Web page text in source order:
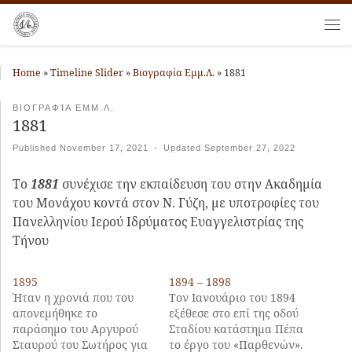
Skip to content
Home »Timeline Slider »Βιογραφία Εμμ.Λ. » 1881
ΒΙΟΓΡΑΦΊΑ ΕΜΜ.Λ.
1881
Published November 17, 2021 - Updated September 27, 2022
Το 1881 συνέχισε την εκπαίδευση του στην Ακαδημία
του Μονάχου κοντά στον Ν. Γύζη, με υποτροφίες του
Πανελληνίου Ιερού Ιδρύματος Ευαγγελιστρίας της
Τήνου
1895
Ήταν η χρονιά που του
απονεμήθηκε το
παράσημο του Αργυρού
Σταυρού του Σωτήρος για
1894 – 1898
Τον Ιανουάριο του 1894
εξέθεσε στο επί της οδού
Σταδίου κατάστημα Πέπα
το έργο του «Παρθενών».